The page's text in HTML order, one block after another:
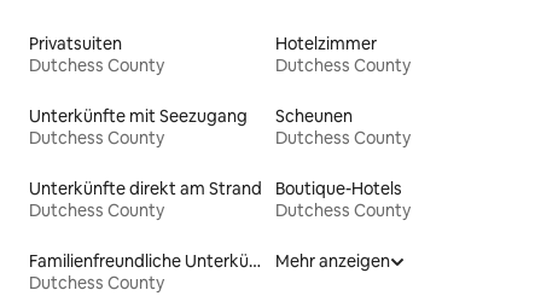
Privatsuiten
Dutchess County
Hotelzimmer
Dutchess County
Unterkünfte mit Seezugang
Dutchess County
Scheunen
Dutchess County
Unterkünfte direkt am Strand
Dutchess County
Boutique-Hotels
Dutchess County
Familienfreundliche Unterkünfte
Dutchess County
Mehr anzeigen